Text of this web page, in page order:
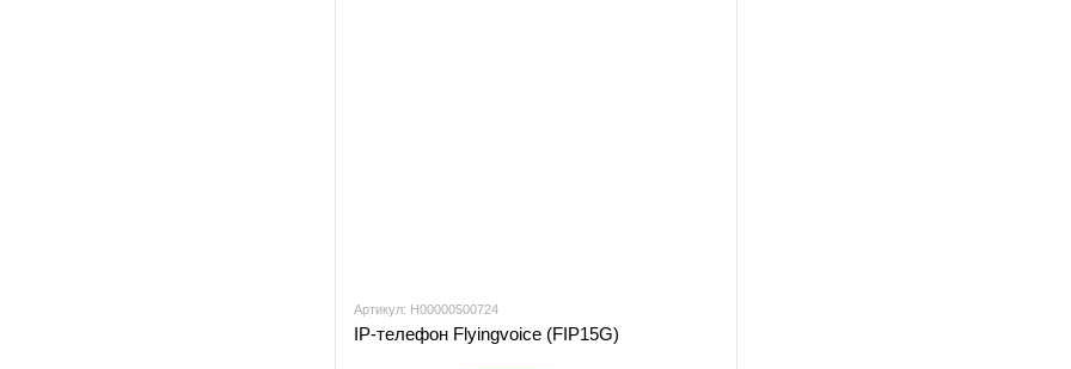
Артикул: H00000500724
IP-телефон Flyingvoice (FIP15G)